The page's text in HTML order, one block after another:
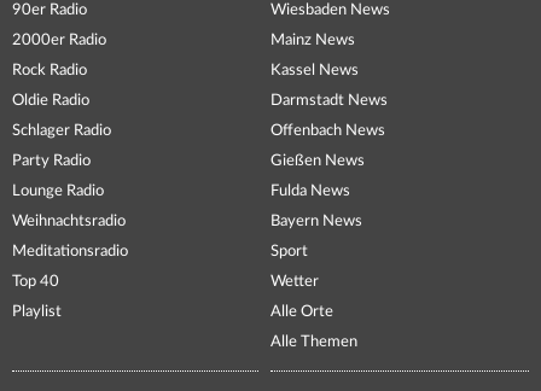
90er Radio
2000er Radio
Rock Radio
Oldie Radio
Schlager Radio
Party Radio
Lounge Radio
Weihnachtsradio
Meditationsradio
Top 40
Playlist
Wiesbaden News
Mainz News
Kassel News
Darmstadt News
Offenbach News
Gießen News
Fulda News
Bayern News
Sport
Wetter
Alle Orte
Alle Themen